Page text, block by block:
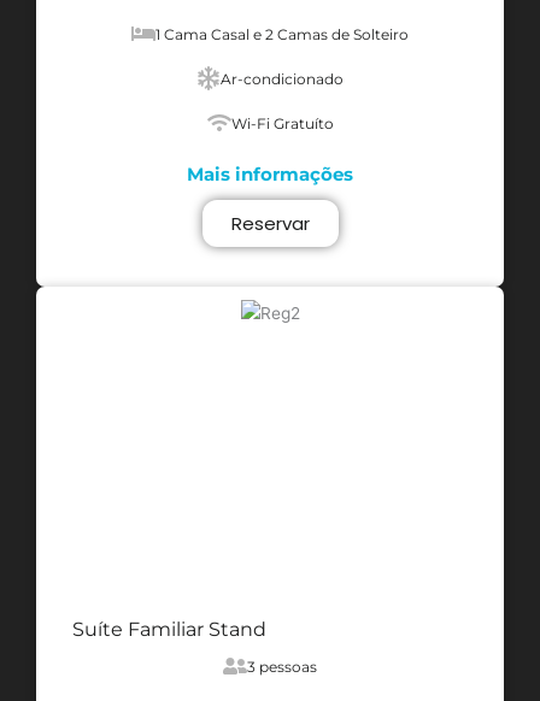
1 Cama Casal e 2 Camas de Solteiro
Ar-condicionado
Wi-Fi Gratuíto
Mais informações
Reservar
Suíte Familiar Stand
3 pessoas